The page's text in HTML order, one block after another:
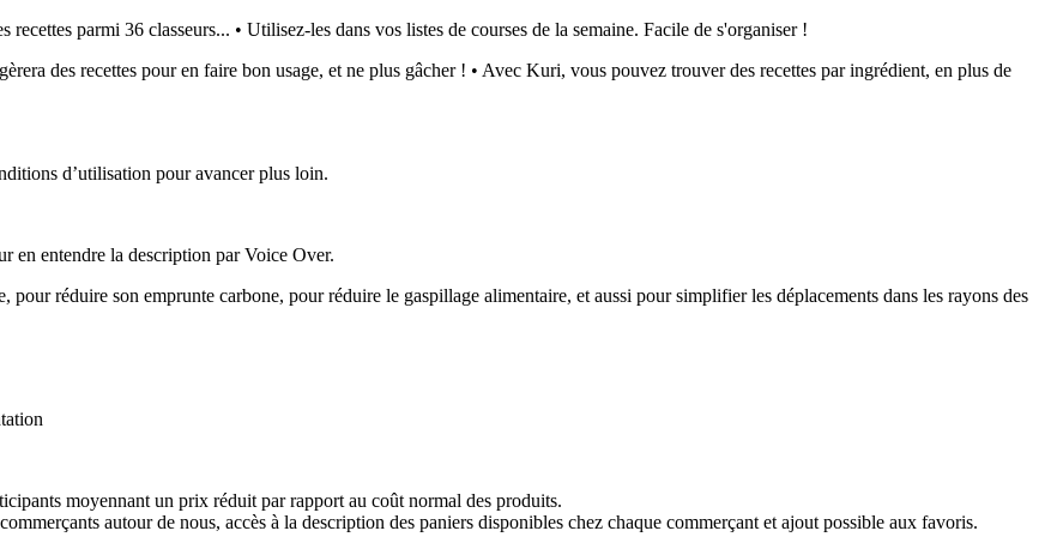
parmi 36 classeurs... • Utilisez-les dans vos listes de courses de la semaine. Facile de s'organiser !
des recettes pour en faire bon usage, et ne plus gâcher ! • Avec Kuri, vous pouvez trouver des recettes par ingrédient, en plus de
d’utilisation pour avancer plus loin.
en entendre la description par Voice Over.
réduire son emprunte carbone, pour réduire le gaspillage alimentaire, et aussi pour simplifier les déplacements dans les rayons des
moyennant un prix réduit par rapport au coût normal des produits.
autour de nous, accès à la description des paniers disponibles chez chaque commerçant et ajout possible aux favoris.